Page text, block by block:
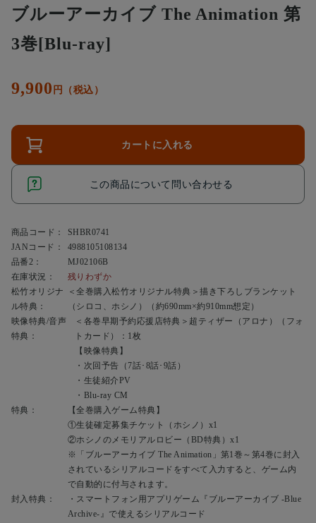
ブルーアーカイブ The Animation 第
3巻[Blu-ray]
9,900 円（税込）
カートに入れる
この商品について問い合わせる
商品コード：
SHBR0741
JANコード：
4988105108134
品番2：
MJ02106B
在庫状況：
残りわずか
松竹オリジナ
ル特典：
＜全巻購入松竹オリジナル特典＞描き下ろしブランケット
（シロコ、ホシノ）（約690mm×約910mm想定）
映像特典/音声
特典：
＜各巻早期予約応援店特典＞超ティザー（アロナ）（フォ
トカード）：1枚
【映像特典】
・次回予告（7話･8話･9話）
・生徒紹介PV
・Blu-ray CM
特典：
【全巻購入ゲーム特典】
①生徒確定募集チケット（ホシノ）x1
②ホシノのメモリアルロビー（BD特典）x1
※「ブルーアーカイブ The Animation」第1巻～第4巻に封入
されているシリアルコードをすべて入力すると、ゲーム内
で自動的に付与されます。
封入特典：
・スマートフォン用アプリゲーム『ブルーアーカイブ -Blue
Archive-』で使えるシリアルコード